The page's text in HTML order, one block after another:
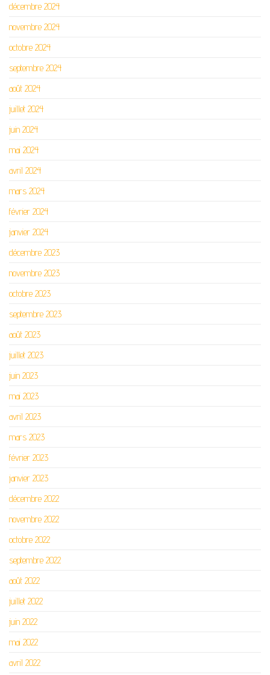
décembre 2024
novembre 2024
octobre 2024
septembre 2024
août 2024
juillet 2024
juin 2024
mai 2024
avril 2024
mars 2024
février 2024
janvier 2024
décembre 2023
novembre 2023
octobre 2023
septembre 2023
août 2023
juillet 2023
juin 2023
mai 2023
avril 2023
mars 2023
février 2023
janvier 2023
décembre 2022
novembre 2022
octobre 2022
septembre 2022
août 2022
juillet 2022
juin 2022
mai 2022
avril 2022